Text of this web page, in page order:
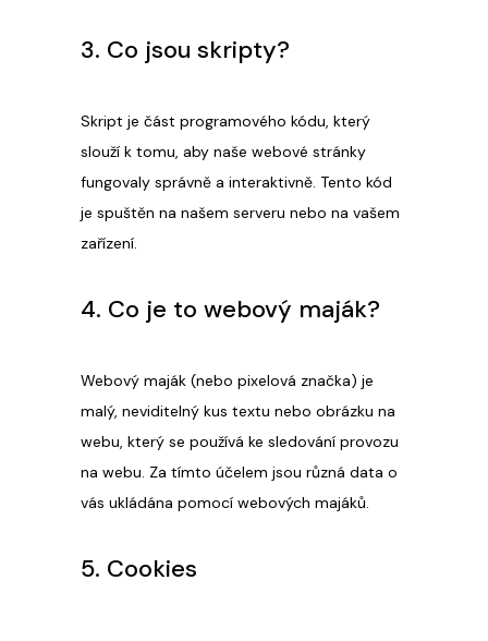
3. Co jsou skripty?
Skript je část programového kódu, který
slouží k tomu, aby naše webové stránky
fungovaly správně a interaktivně. Tento kód
je spuštěn na našem serveru nebo na vašem
zařízení.
4. Co je to webový maják?
Webový maják (nebo pixelová značka) je
malý, neviditelný kus textu nebo obrázku na
webu, který se používá ke sledování provozu
na webu. Za tímto účelem jsou různá data o
vás ukládána pomocí webových majáků.
5. Cookies